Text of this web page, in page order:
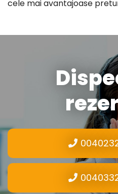
cele mai avantajoase